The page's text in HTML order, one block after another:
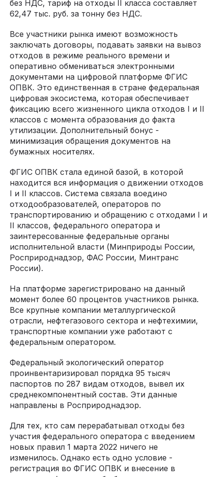
без НДС, тариф на отходы II класса составляет
62,47 тыс. руб. за тонну без НДС.
Все участники рынка имеют возможность
заключать договоры, подавать заявки на вывоз
отходов в режиме реального времени и
оперативно обмениваться электронными
документами на цифровой платформе ФГИС
ОПВК. Это единственная в стране федеральная
цифровая экосистема, которая обеспечивает
фиксацию всего жизненного цикла отходов I и II
классов с момента образования до факта
утилизации. Дополнительный бонус -
минимизация обращения документов на
бумажных носителях.
ФГИС ОПВК стала единой базой, в которой
находится вся информация о движении отходов
I и II классов. Система связала воедино
отходообразователей, операторов по
транспортированию и обращению с отходами I и
II классов, федерального оператора и
заинтересованные федеральные органы
исполнительной власти (Минприроды России,
Росприроднадзор, ФАС России, Минтранс
России).
На платформе зарегистрировано на данный
момент более 60 процентов участников рынка.
Все крупные компании металлургической
отрасли, нефтегазового сектора и нефтехимии,
транспортные компании уже работают с
федеральным оператором.
Федеральный экологический оператор
проинвентаризировал порядка 95 тысяч
паспортов по 287 видам отходов, вывел их
среднекомпонентный состав. Эти данные
направлены в Росприроднадзор.
Для тех, кто сам перерабатывал отходы без
участия федерального оператора с введением
новых правил 1 марта 2022 ничего не
изменилось. Однако есть одно условие -
регистрация во ФГИС ОПВК и внесение в